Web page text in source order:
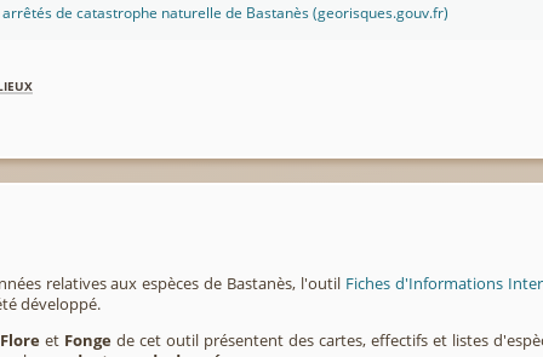
de catastrophe naturelle de Bastanès (georisques.gouv.fr)
relatives aux espèces de Bastanès, l'outil Fiches d'Informations
développé.
Flore et Fonge de cet outil présentent des cartes, effectifs et listes